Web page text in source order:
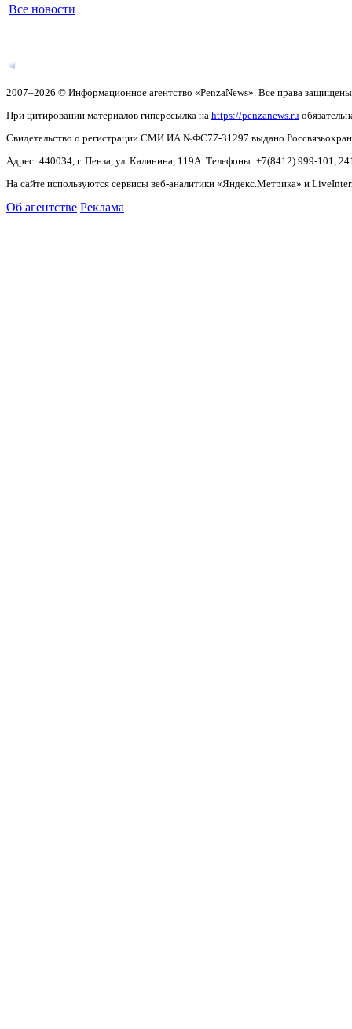
Все новости
2007–2026 © Информационное агентство «PenzaNews». Все права
При цитировании материалов гиперссылка на https://penzanews.ru
Свидетельство о регистрации СМИ ИА №ФС77-31297 выдано
Адрес: 440034, г. Пенза, ул. Калинина, 119А. Телефоны: +7(8412) 999-101,
На сайте используются сервисы веб-аналитики «Яндекс.Метрика» и
Об агентстве Реклама